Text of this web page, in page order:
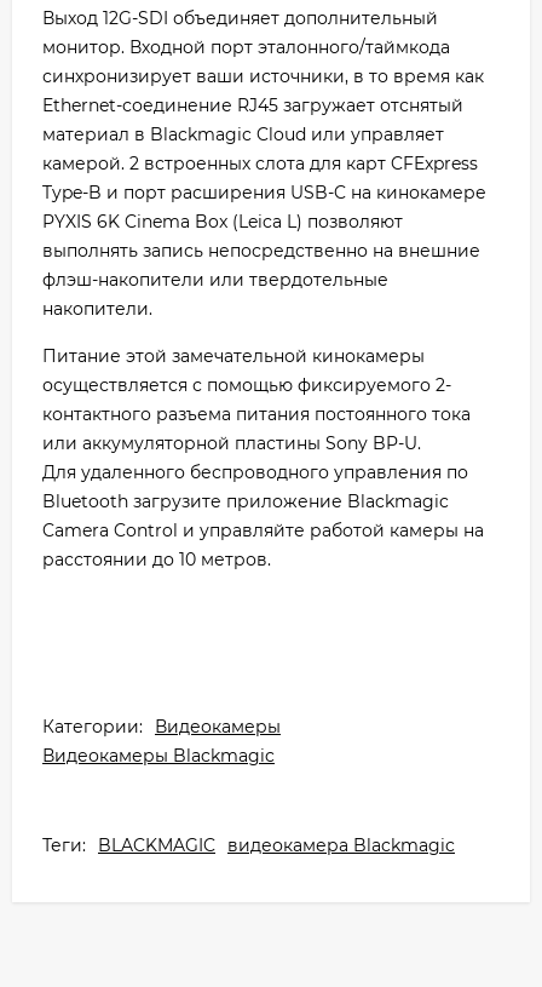
Выход 12G-SDI объединяет дополнительный
монитор. Входной порт эталонного/таймкода
синхронизирует ваши источники, в то время как
Ethernet-соединение RJ45 загружает отснятый
материал в Blackmagic Cloud или управляет
камерой. 2 встроенных слота для карт CFExpress
Type-B и порт расширения USB-C на кинокамере
PYXIS 6K Cinema Box (Leica L) позволяют
выполнять запись непосредственно на внешние
флэш-накопители или твердотельные
накопители.
Питание этой замечательной кинокамеры
осуществляется с помощью фиксируемого 2-
контактного разъема питания постоянного тока
или аккумуляторной пластины Sony BP-U.
Для удаленного беспроводного управления по
Bluetooth загрузите приложение Blackmagic
Camera Control и управляйте работой камеры на
расстоянии до 10 метров.
Категории:
Видеокамеры
Видеокамеры Blackmagic
Теги: BLACKMAGIC видеокамера Blackmagic